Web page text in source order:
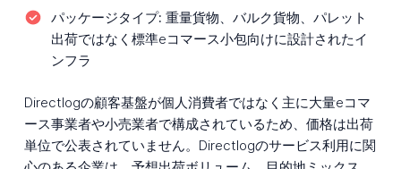
パッケージタイプ: 重量貨物、バルク貨物、パレット
出荷ではなく標準eコマース小包向けに設計されたイ
ンフラ
Directlogの顧客基盤が個人消費者ではなく主に大量eコマ
ース事業者や小売業者で構成されているため、価格は出荷
単位で公表されていません。Directlogのサービス利用に関